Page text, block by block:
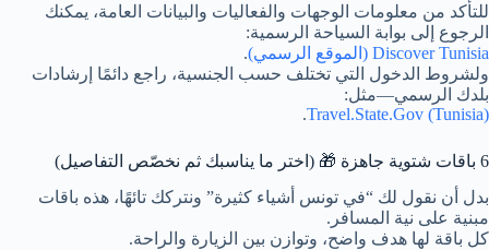
للتأكد من معلومات الوجهات والفعاليات والبيانات العامة، يمكنك
الرجوع إلى بوابة السياحة الرسمية:
Discover Tunisia (الموقع الرسمي)
.
ولشروط الدخول التي تختلف حسب الجنسية، راجع دائمًا إرشادات
بلدك الرسمي—مثل:
Travel.State.Gov (Tunisia)
.
6 باقات شتوية جاهزة 🎁 (اختر ما يناسبك ثم نخصّص التفاصيل)
بدل أن نقول لك “في تونس أشياء كثيرة” ونتركك تائهًا، هذه باقات
مبنية على نية المسافر.
كل باقة لها هدف واضح، وتوازن بين الزيارة والراحة.